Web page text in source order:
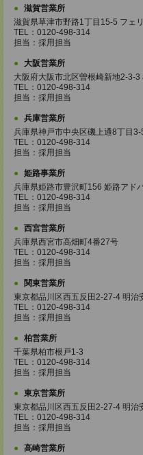
滋賀営業所
滋賀県草津市野路1丁目15-5 フェ
TEL：0120-498-314
担当：採用担当
大阪営業所
大阪府大阪市北区曽根崎新地2-3-
TEL：0120-498-314
担当：採用担当
兵庫営業所
兵庫県神戸市中央区磯上通8丁目
TEL：0120-498-314
担当：採用担当
姫路事業所
兵庫県姫路市豊沢町156 姫路アド
TEL：0120-498-314
担当：採用担当
西宮営業所
兵庫県西宮市高畑町4番27号
TEL：0120-498-314
担当：採用担当
関東営業所
東京都品川区西五反田2-27-4 明治
TEL：0120-498-314
担当：採用担当
柏営業所
千葉県柏市根戸1-3
TEL：0120-498-314
担当：採用担当
東京営業所
東京都品川区西五反田2-27-4 明治
TEL：0120-498-314
担当：採用担当
高崎営業所